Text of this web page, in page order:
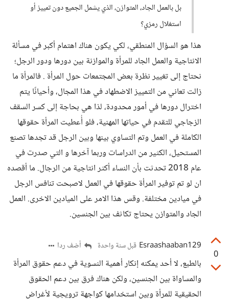
بل بالعمل الجاد، المتوازن، الذي يشمل الجميع دون تمييز أو
استغلال رمزي؟
هذا هو السؤال المنطقي، لكي يكون هناك اهتمام أكبر في مسألة
الانتاجية والعمل الجاد للمرأة والموازنة بين دورها ودور الرجل؛
نحتاج إلى تغيير نظرة بعض المجتمعات حول المرأة . فالمرأة ما
زالت تعاني من التمييز الاضطهاد في هذا المجال، وأحيانًا يتم
اخترال دورها في أمور محدودة، لذا هي بحاجة إلى كسر السقف
الزجاجي للتقدم في حياتها المهنية، فلو أُعطيت المرأة حقوقها
الكاملة في العمل وتم التساوي بينها وبين الرجل قد تجدها تصنع
المستحيل، الكثير من الدراسات وربما آخرها و التي صدرت في
عام 2018 تحدثت بأن النساء أكثر انتاجية من الرجال. ما أقصده
ان لو تم توفير المرأة حقوقها في العمل لاصبحت تنافس الرجل
في ميادين مختلفة. وقس هذا الامر على الميادين الاخرى. العمل
الجاد والمتوازن يحتاج تكاثف بين الجنسين.
0
Esraashaaban129 قبل سنة واحدة أضف ردا
بالطبع، لا أحد يمكنه إنكار أهمية النسوية في دعم حقوق المرأة
والمساواة بين الجنسين، ولكن هناك فرق بين دعم الحقوق
الحقيقية للمرأة وبين استخدامها كواجهة ترويجية لأغراض